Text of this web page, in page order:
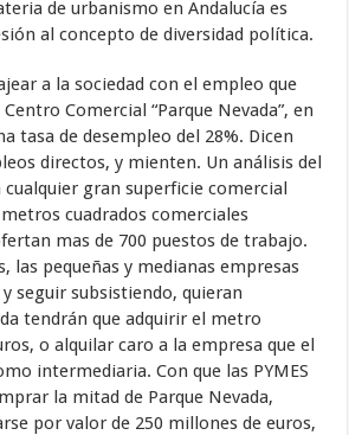
de urbanismo en Andalucía es
al concepto de diversidad política.
a la sociedad con el empleo que
Comercial “Parque Nevada”, en
tasa de desempleo del 28%. Dicen
directos, y mienten. Un análisis del
gran superficie comercial
cuadrados comerciales
mas de 700 puestos de trabajo.
las pequeñas y medianas empresas
seguir subsistiendo, quieran
tendrán que adquirir el metro
o alquilar caro a la empresa que el
intermediaria. Con que las PYMES
la mitad de Parque Nevada,
por valor de 250 millones de euros,